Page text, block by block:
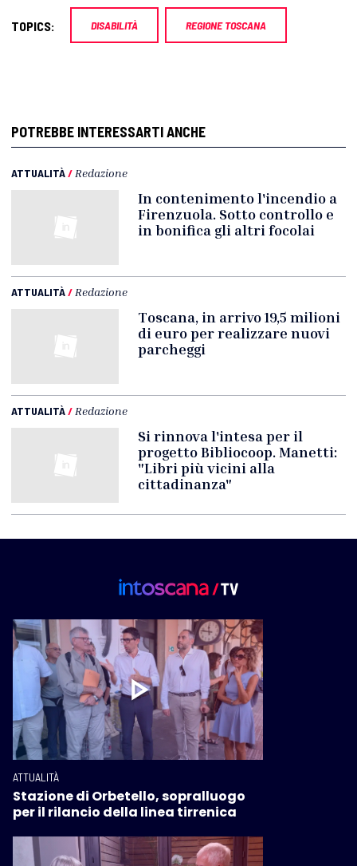
TOPICS: DISABILITÀ REGIONE TOSCANA
POTREBBE INTERESSARTI ANCHE
ATTUALITÀ/ Redazione
In contenimento l'incendio a
Firenzuola. Sotto controllo e
in bonifica gli altri focolai
ATTUALITÀ/ Redazione
Toscana, in arrivo 19,5 milioni
di euro per realizzare nuovi
parcheggi
ATTUALITÀ/ Redazione
Si rinnova l'intesa per il
progetto Bibliocoop. Manetti:
"Libri più vicini alla
cittadinanza"
ATTUALITÀ
Stazione di Orbetello, sopralluogo
per il rilancio della linea tirrenica